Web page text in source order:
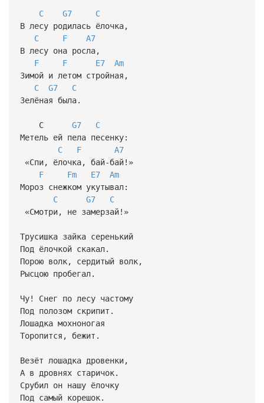
C G7
C
В лесу родилась ёлочка,
C
F
A7
В лесу она росла,
F
F E7
Am
Зимой и летом стройная,
C
G7
C
Зелёная была.
С G7
C
Метель ей пела песенку:
C
F
A7
«Спи, ёлочка, бай-бай!»
F
Fm E7
Am
Мороз снежком укутывал:
C
G7
C
«Смотри, не замерзай!»
Трусишка зайка серенький
Под ёлочкой скакал.
Порою волк, сердитый волк,
Рысцою пробегал.
Чу! Снег по лесу частому
Под полозом скрипит.
Лошадка мохноногая
Торопится, бежит.
Везёт лошадка дровенки,
А в дровнях старичок.
Срубил он нашу ёлочку
Под самый корешок.